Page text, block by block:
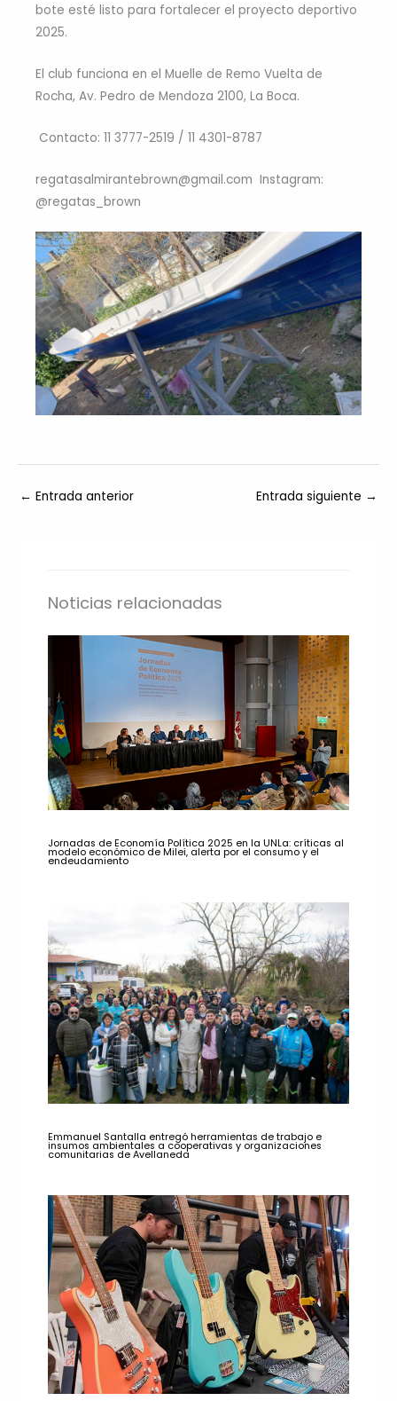
bote esté listo para fortalecer el proyecto deportivo
2025.
El club funciona en el Muelle de Remo Vuelta de
Rocha, Av. Pedro de Mendoza 2100, La Boca.
Contacto: 11 3777-2519 / 11 4301-8787
regatasalmirantebrown@gmail.com Instagram:
@regatas_brown
← Entrada anterior Entrada siguiente →
Noticias relacionadas
Jornadas de Economía Política 2025 en la UNLa: críticas al
modelo económico de Milei, alerta por el consumo y el
endeudamiento
Emmanuel Santalla entregó herramientas de trabajo e
insumos ambientales a cooperativas y organizaciones
comunitarias de Avellaneda